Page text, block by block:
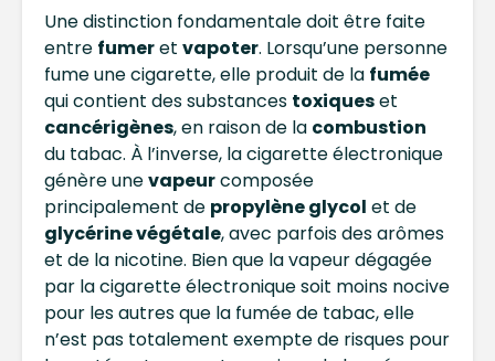
Une distinction fondamentale doit être faite
entre fumeret vapoter. Lorsqu’une personne
fume une cigarette, elle produit de la fumée
qui contient des substances toxiqueset
cancérigènes, en raison de la combustion
du tabac. À l’inverse, la cigarette électronique
génère unevapeurcomposée
principalement de propylène glycol et de
glycérine végétale, avec parfois des arômes
et de la nicotine. Bien que la vapeur dégagée
par la cigarette électronique soit moins nocive
pour les autres que la fumée de tabac, elle
n’est pas totalement exempte de risques pour